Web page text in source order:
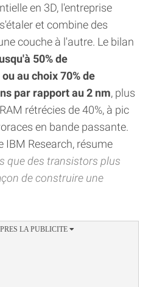
en 3D, l'entreprise
et combine des
couche à l'autre. Le bilan
50% de
au choix 70% de
par rapport au 2 nm, plus
rétrécies de 40%, à pic
en bande passante.
IBM Research, résume
que des transistors plus
de construire une